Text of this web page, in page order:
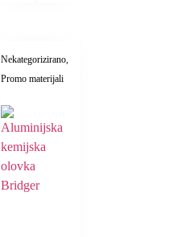
Nekategorizirano,
Promo materijali